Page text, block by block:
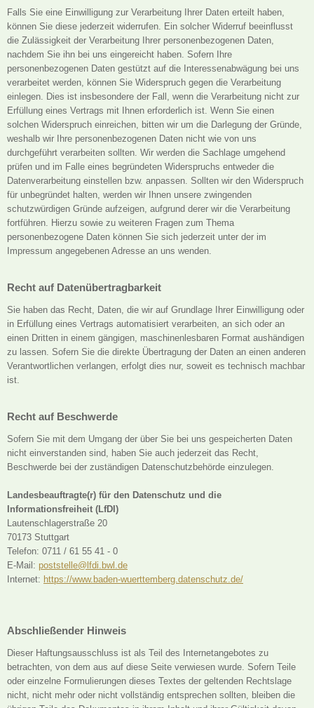
Falls Sie eine Einwilligung zur Verarbeitung Ihrer Daten erteilt haben,
können Sie diese jederzeit widerrufen. Ein solcher Widerruf beeinflusst
die Zulässigkeit der Verarbeitung Ihrer personenbezogenen Daten,
nachdem Sie ihn bei uns eingereicht haben. Sofern Ihre
personenbezogenen Daten gestützt auf die Interessenabwägung bei uns
verarbeitet werden, können Sie Widerspruch gegen die Verarbeitung
einlegen. Dies ist insbesondere der Fall, wenn die Verarbeitung nicht zur
Erfüllung eines Vertrags mit Ihnen erforderlich ist. Wenn Sie einen
solchen Widerspruch einreichen, bitten wir um die Darlegung der Gründe,
weshalb wir Ihre personenbezogenen Daten nicht wie von uns
durchgeführt verarbeiten sollten. Wir werden die Sachlage umgehend
prüfen und im Falle eines begründeten Widerspruchs entweder die
Datenverarbeitung einstellen bzw. anpassen. Sollten wir den Widerspruch
für unbegründet halten, werden wir Ihnen unsere zwingenden
schutzwürdigen Gründe aufzeigen, aufgrund derer wir die Verarbeitung
fortführen. Hierzu sowie zu weiteren Fragen zum Thema
personenbezogene Daten können Sie sich jederzeit unter der im
Impressum angegebenen Adresse an uns wenden.
Recht auf Datenübertragbarkeit
Sie haben das Recht, Daten, die wir auf Grundlage Ihrer Einwilligung oder
in Erfüllung eines Vertrags automatisiert verarbeiten, an sich oder an
einen Dritten in einem gängigen, maschinenlesbaren Format aushändigen
zu lassen. Sofern Sie die direkte Übertragung der Daten an einen anderen
Verantwortlichen verlangen, erfolgt dies nur, soweit es technisch machbar
ist.
Recht auf Beschwerde
Sofern Sie mit dem Umgang der über Sie bei uns gespeicherten Daten
nicht einverstanden sind, haben Sie auch jederzeit das Recht,
Beschwerde bei der zuständigen Datenschutzbehörde einzulegen.
Landesbeauftragte(r) für den Datenschutz und die
Informationsfreiheit (LfDI)
Lautenschlagerstraße 20
70173 Stuttgart
Telefon: 0711 / 61 55 41 - 0
E-Mail: poststelle@lfdi.bwl.de
Internet: https://www.baden-wuerttemberg.datenschutz.de/
Abschließender Hinweis
Dieser Haftungsausschluss ist als Teil des Internetangebotes zu
betrachten, von dem aus auf diese Seite verwiesen wurde. Sofern Teile
oder einzelne Formulierungen dieses Textes der geltenden Rechtslage
nicht, nicht mehr oder nicht vollständig entsprechen sollten, bleiben die